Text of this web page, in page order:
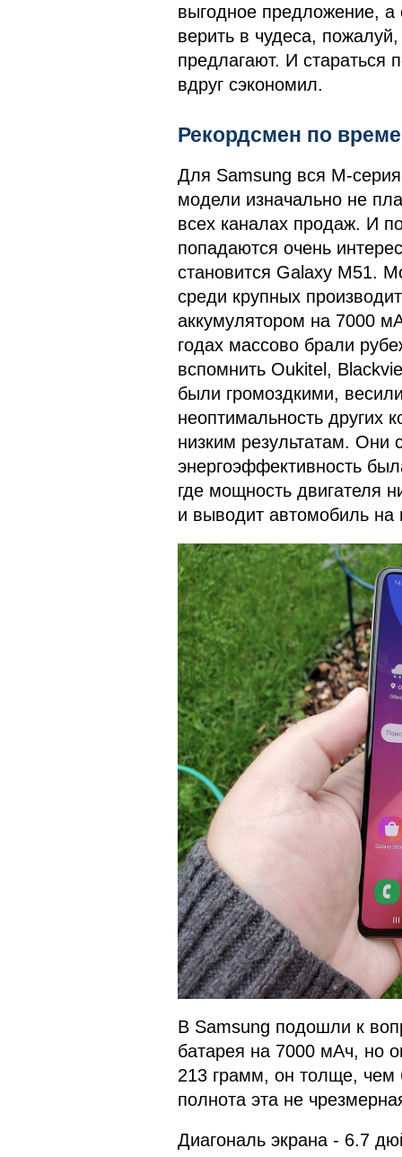
выгодное предложение, а
верить в чудеса,
предлагают. И стараться
вдруг сэкономил.
Рекордсмен по
Для Samsung вся М-
модели изначально не
всех каналах продаж. И
попадаются очень
становится Galaxy M51.
среди крупных
аккумулятором на 7000
годах массово брали
вспомнить Oukitel,
были громоздкими,
неоптимальность других
низким результатам. Они
энергоэффективность
где мощность двигателя
и выводит автомобиль на
В Samsung подошли к
батарея на 7000 мАч, но
213 грамм, он толще, чем
полнота эта не
Диагональ экрана - 6.7